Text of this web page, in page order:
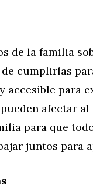
de la familia
cumplirlas
accesible para
afectar al
para que
juntos para